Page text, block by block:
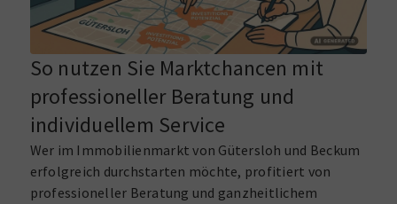
So nutzen Sie Marktchancen mit
professioneller Beratung und
individuellem Service
Wer im Immobilienmarkt von Gütersloh und Beckum
erfolgreich durchstarten möchte, profitiert von
professioneller Beratung und ganzheitlichem